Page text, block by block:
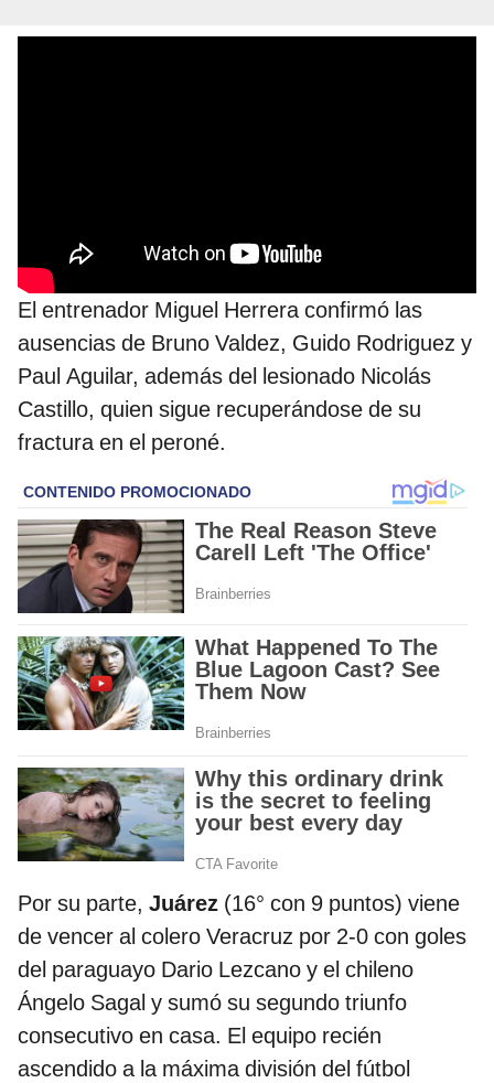
El entrenador Miguel Herrera confirmó las
ausencias de Bruno Valdez, Guido Rodriguez y
Paul Aguilar, además del lesionado Nicolás
Castillo, quien sigue recuperándose de su
fractura en el peroné.
Por su parte, Juárez (16° con 9 puntos) viene
de vencer al colero Veracruz por 2-0 con goles
del paraguayo Dario Lezcano y el chileno
Ángelo Sagal y sumó su segundo triunfo
consecutivo en casa. El equipo recién
ascendido a la máxima división del fútbol